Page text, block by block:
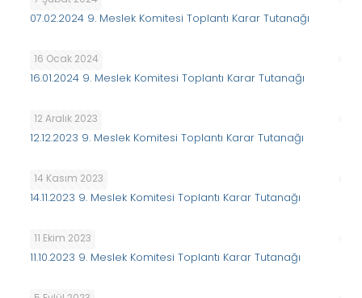
07.02.2024 9. Meslek Komitesi Toplantı Karar Tutanağı
16 Ocak 2024
16.01.2024 9. Meslek Komitesi Toplantı Karar Tutanağı
12 Aralık 2023
12.12.2023 9. Meslek Komitesi Toplantı Karar Tutanağı
14 Kasım 2023
14.11.2023 9. Meslek Komitesi Toplantı Karar Tutanağı
11 Ekim 2023
11.10.2023 9. Meslek Komitesi Toplantı Karar Tutanağı